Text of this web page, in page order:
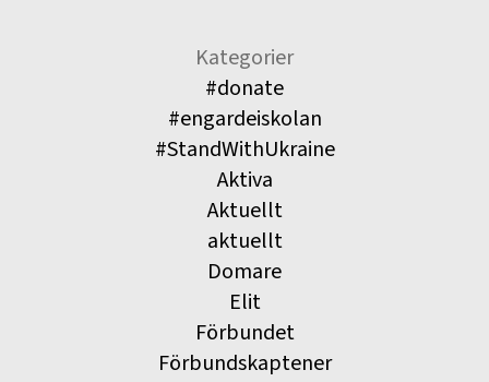
Kategorier
#donate
#engardeiskolan
#StandWithUkraine
Aktiva
Aktuellt
aktuellt
Domare
Elit
Förbundet
Förbundskaptener